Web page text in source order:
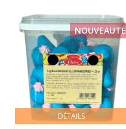
DÉTAILS
NOUVEAUTÉ